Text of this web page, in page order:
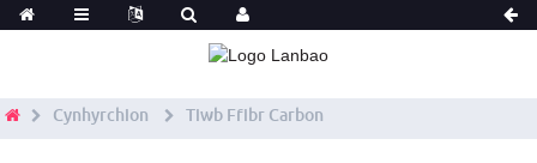
Cynhyrchion Tiwb Ffibr Carbon